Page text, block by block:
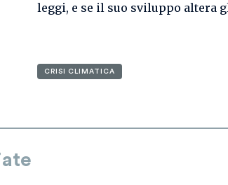
leggi, e se il suo sviluppo altera
CRISI CLIMATICA